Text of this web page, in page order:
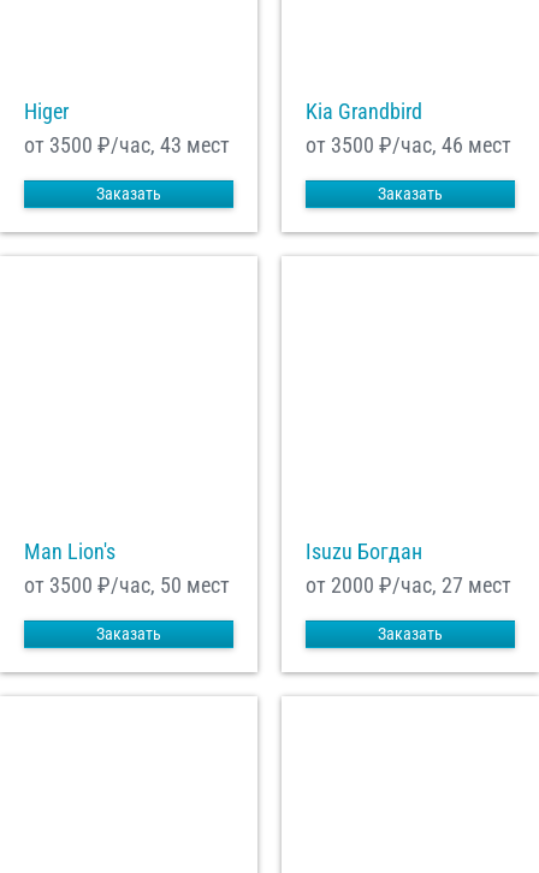
Higer
от 3500 ₽/час, 43 мест
Заказать
Kia Grandbird
от 3500 ₽/час, 46 мест
Заказать
Man Lion's
от 3500 ₽/час, 50 мест
Заказать
Isuzu Богдан
от 2000 ₽/час, 27 мест
Заказать